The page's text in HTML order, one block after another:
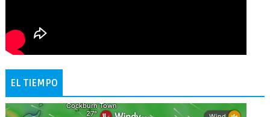
EL TIEMPO